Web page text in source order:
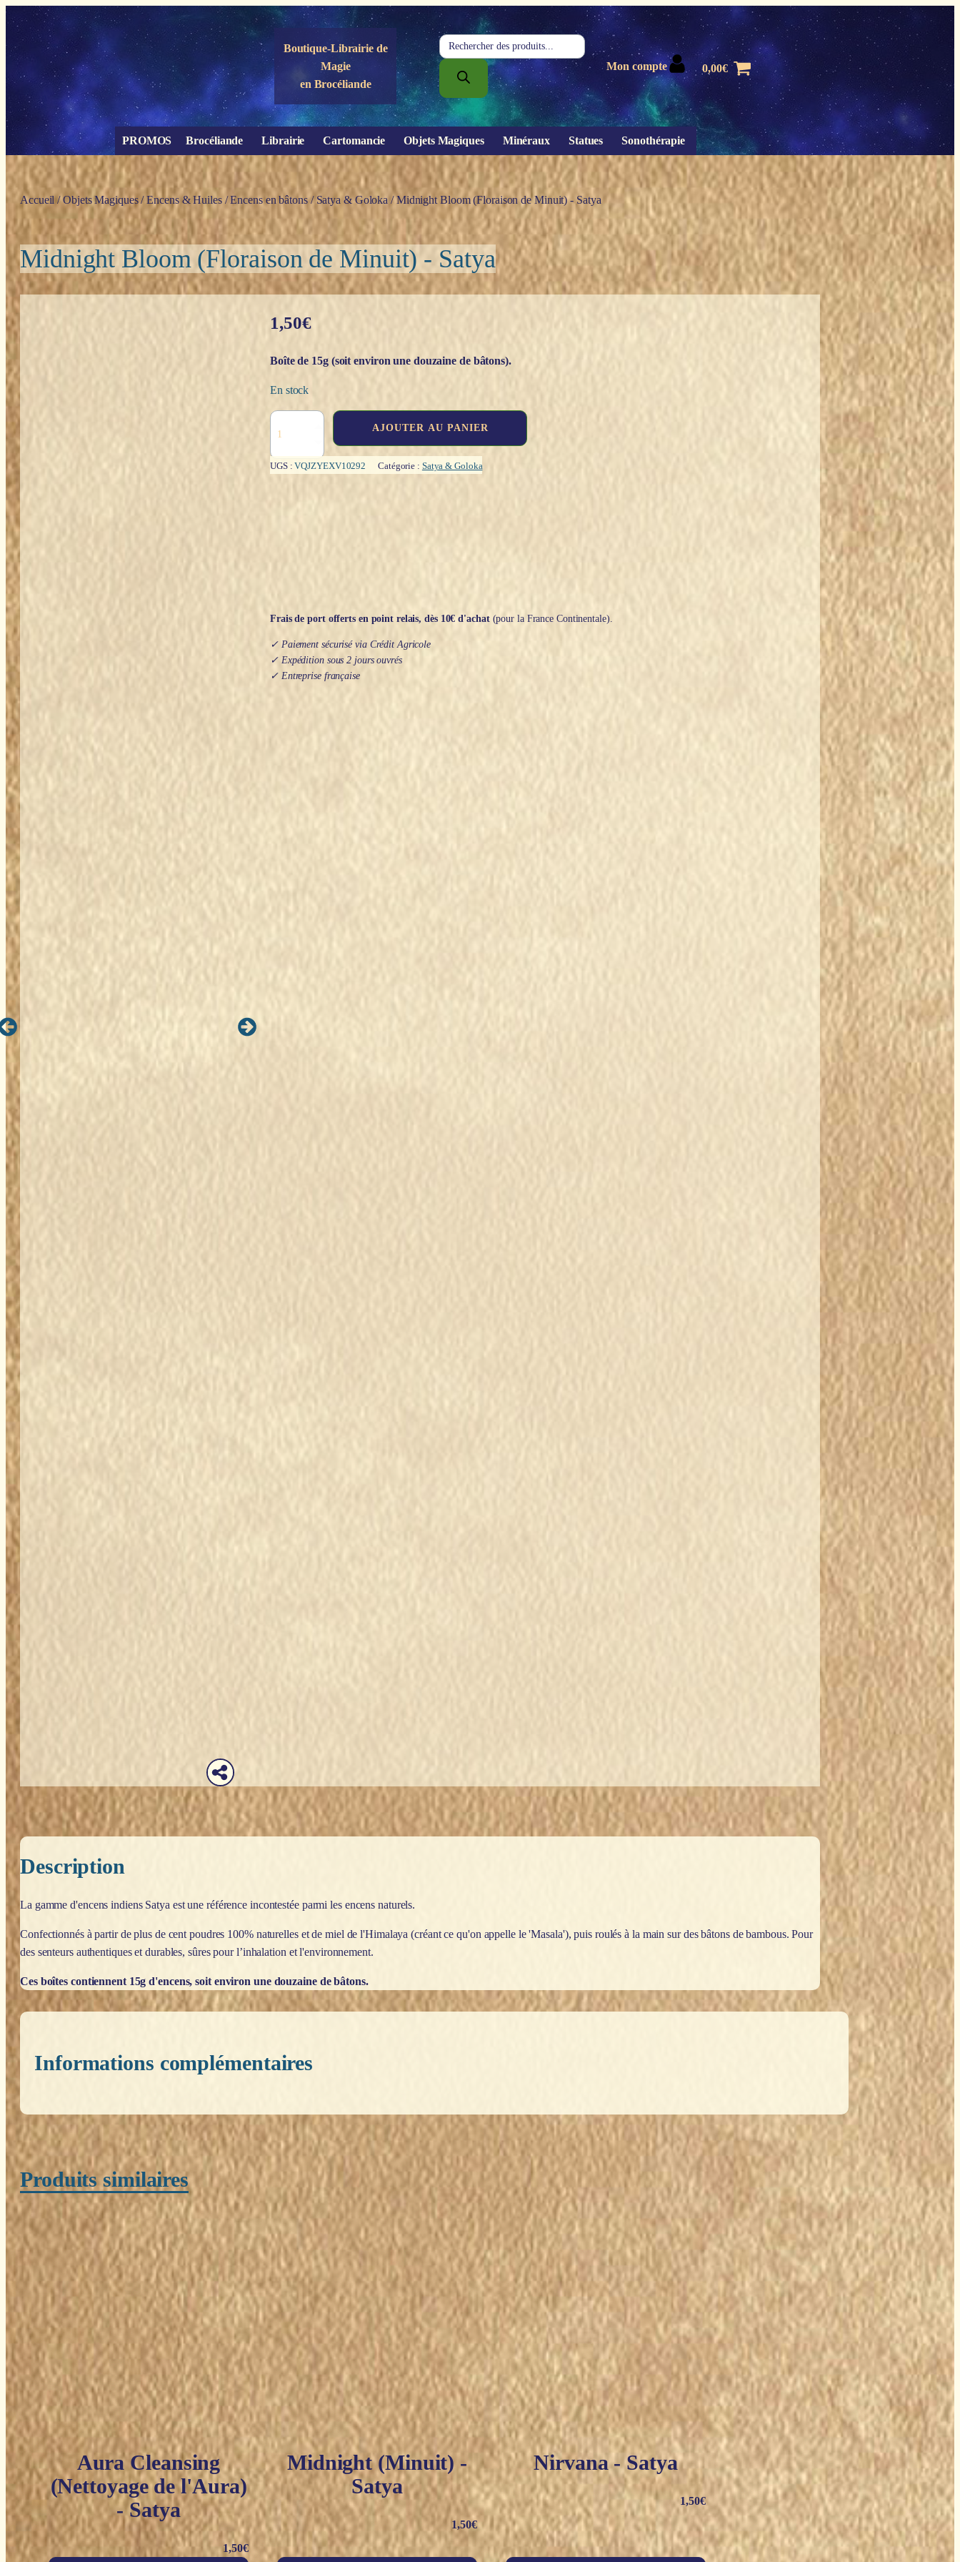
Panneau de gestion des cookies
Boutique-Librairie de
Magie
en Brocéliande
Recherche
de
produits
Mon compte 0,00€
PROMOS Brocéliande Librairie Cartomancie Objets Magiques Minéraux Statues Sonothérapie
Accueil /Objets Magiques/Encens & Huiles/Encens en bâtons/ Satya & Goloka / Midnight Bloom (Floraison de Minuit) - Satya
Midnight Bloom (Floraison de Minuit) - Satya
1,50€
Boîte de 15g (soit environ une douzaine de bâtons).
En stock
Bloom
(Floraison
AJOUTER AU PANIER
UGS :VQJZYEXV10292 Catégorie : Satya & Goloka
Frais de port offerts en point relais, dès 10€ d'achat(pour la France Continentale).
✓ Paiement sécurisé via Crédit Agricole
✓ Expédition sous 2 jours ouvrés
✓ Entreprise française
Description
La gamme d'encens indiens Satya est une référence incontestée parmi les encens naturels.
Confectionnés à partir de plus de cent poudres 100% naturelles et de miel de l'Himalaya (créant ce qu'on appelle le 'Masala'), puis roulés à la main sur des bâtons de bambous. Pour
des senteurs authentiques et durables, sûres pour l’inhalation et l'environnement.
Ces boîtes contiennent 15g d'encens, soit environ une douzaine de bâtons.
Informations complémentaires
Produits similaires
Aura Cleansing
(Nettoyage de l'Aura)
- Satya
1,50€
Midnight (Minuit) -
Satya
1,50€
Nirvana - Satya
1,50€